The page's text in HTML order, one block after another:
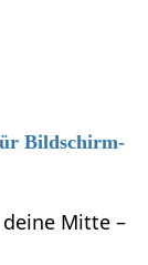
Bildschirm-
Mitte –